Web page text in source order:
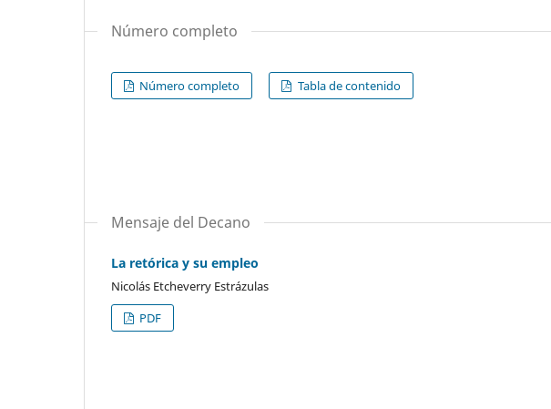
Número completo
Número completo Tabla de contenido
Mensaje del Decano
La retórica y su empleo
Nicolás Etcheverry Estrázulas
PDF